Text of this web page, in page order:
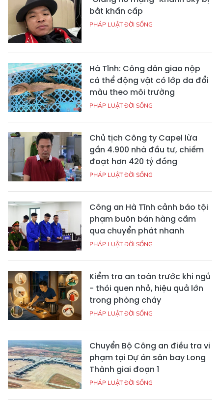
bắt khẩn cấp
PHÁP LUẬT ĐỜI SỐNG
Hà Tĩnh: Công dân giao nộp
cá thể động vật có lớp da đổi
màu theo môi trường
PHÁP LUẬT ĐỜI SỐNG
Chủ tịch Công ty Capel lừa
gần 4.900 nhà đầu tư, chiếm
đoạt hơn 420 tỷ đồng
PHÁP LUẬT ĐỜI SỐNG
Công an Hà Tĩnh cảnh báo tội
phạm buôn bán hàng cấm
qua chuyển phát nhanh
PHÁP LUẬT ĐỜI SỐNG
Kiểm tra an toàn trước khi ngủ
- thói quen nhỏ, hiệu quả lớn
trong phòng cháy
PHÁP LUẬT ĐỜI SỐNG
Chuyển Bộ Công an điều tra vi
phạm tại Dự án sân bay Long
Thành giai đoạn 1
PHÁP LUẬT ĐỜI SỐNG